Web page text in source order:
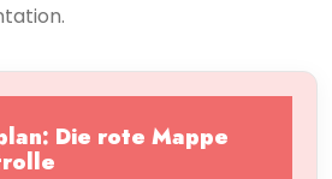
Die rote Mappe